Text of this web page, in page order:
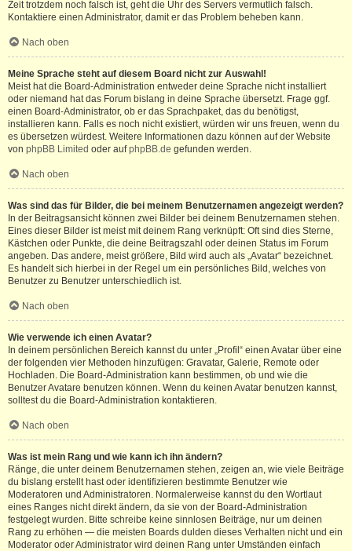
Zeit trotzdem noch falsch ist, geht die Uhr des Servers vermutlich falsch.
Kontaktiere einen Administrator, damit er das Problem beheben kann.
Nach oben
Meine Sprache steht auf diesem Board nicht zur Auswahl!
Meist hat die Board-Administration entweder deine Sprache nicht installiert
oder niemand hat das Forum bislang in deine Sprache übersetzt. Frage ggf.
einen Board-Administrator, ob er das Sprachpaket, das du benötigst,
installieren kann. Falls es noch nicht existiert, würden wir uns freuen, wenn du
es übersetzen würdest. Weitere Informationen dazu können auf der Website
von phpBB Limited oder aufphpBB.de gefunden werden.
Nach oben
Was sind das für Bilder, die bei meinem Benutzernamen angezeigt werden?
In der Beitragsansicht können zwei Bilder bei deinem Benutzernamen stehen.
Eines dieser Bilder ist meist mit deinem Rang verknüpft: Oft sind dies Sterne,
Kästchen oder Punkte, die deine Beitragszahl oder deinen Status im Forum
angeben. Das andere, meist größere, Bild wird auch als „Avatar“ bezeichnet.
Es handelt sich hierbei in der Regel um ein persönliches Bild, welches von
Benutzer zu Benutzer unterschiedlich ist.
Nach oben
Wie verwende ich einen Avatar?
In deinem persönlichen Bereich kannst du unter „Profil“ einen Avatar über eine
der folgenden vier Methoden hinzufügen: Gravatar, Galerie, Remote oder
Hochladen. Die Board-Administration kann bestimmen, ob und wie die
Benutzer Avatare benutzen können. Wenn du keinen Avatar benutzen kannst,
solltest du die Board-Administration kontaktieren.
Nach oben
Was ist mein Rang und wie kann ich ihn ändern?
Ränge, die unter deinem Benutzernamen stehen, zeigen an, wie viele Beiträge
du bislang erstellt hast oder identifizieren bestimmte Benutzer wie
Moderatoren und Administratoren. Normalerweise kannst du den Wortlaut
eines Ranges nicht direkt ändern, da sie von der Board-Administration
festgelegt wurden. Bitte schreibe keine sinnlosen Beiträge, nur um deinen
Rang zu erhöhen — die meisten Boards dulden dieses Verhalten nicht und ein
Moderator oder Administrator wird deinen Rang unter Umständen einfach